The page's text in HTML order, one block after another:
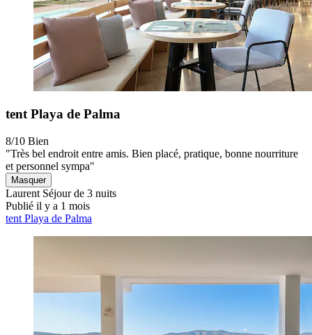
tent Playa de Palma
8/10 Bien
"Très bel endroit entre amis. Bien placé, pratique, bonne nourriture
et personnel sympa"
Masquer
Laurent Séjour de 3 nuits
Publié il y a 1 mois
tent Playa de Palma